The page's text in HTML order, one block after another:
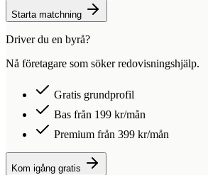
Starta matchning
Driver du en byrå?
Nå företagare som söker redovisningshjälp.
Gratis grundprofil
Bas från 199 kr/mån
Premium från 399 kr/mån
Kom igång gratis